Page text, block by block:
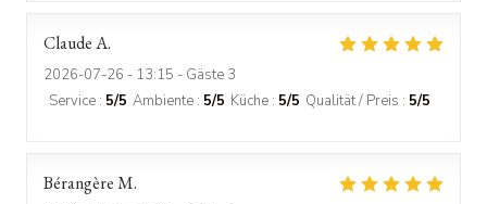
ClaudeA
2026-07-26 - 13:15 - Gäste 3
Service : 5/5 Ambiente : 5/5 Küche : 5/5 Qualität / Preis : 5/5
BérangèreM